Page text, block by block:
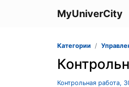
MyUniverCity
Категории
Контрольная работа,